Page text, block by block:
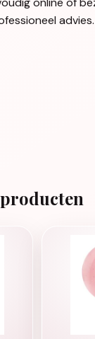
advies.